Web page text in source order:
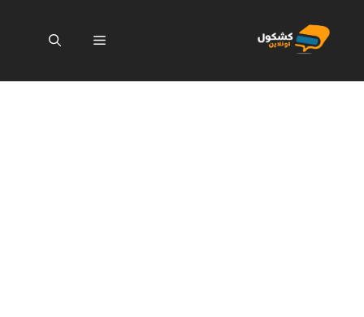
المحتوى
القائمة